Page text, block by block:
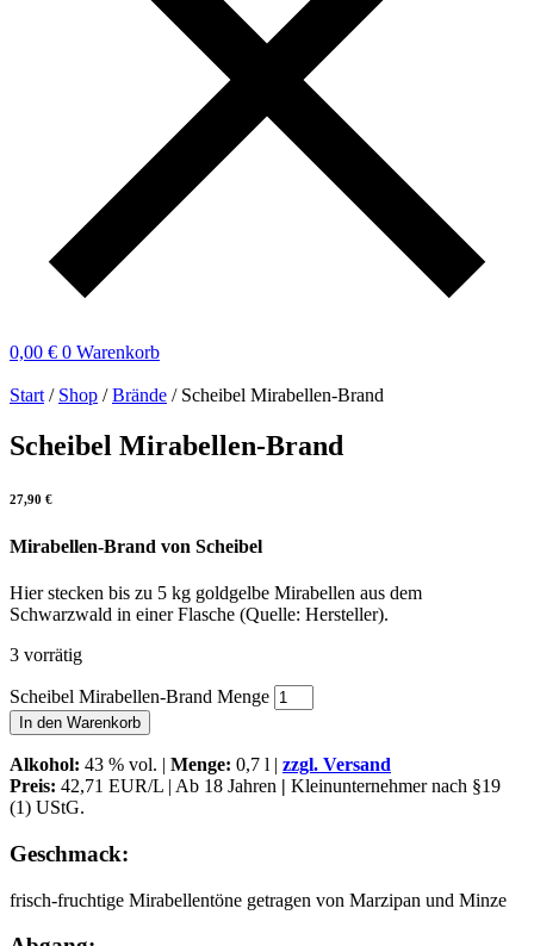
0,00 € 0 Warenkorb
Start / Shop /Brände / Scheibel Mirabellen-Brand
Scheibel Mirabellen-Brand
27,90 €
Mirabellen-Brand von Scheibel
Hier stecken bis zu 5 kg goldgelbe Mirabellen aus dem
Schwarzwald in einer Flasche (Quelle: Hersteller).
3 vorrätig
Scheibel Mirabellen-Brand Menge
In den Warenkorb
Alkohol: 43 % vol. | Menge: 0,7 l | zzgl. Versand
Preis: 42,71 EUR/L | Ab 18 Jahren | Kleinunternehmer nach §19
(1) UStG.
Geschmack:
frisch-fruchtige Mirabellentöne getragen von Marzipan und Minze